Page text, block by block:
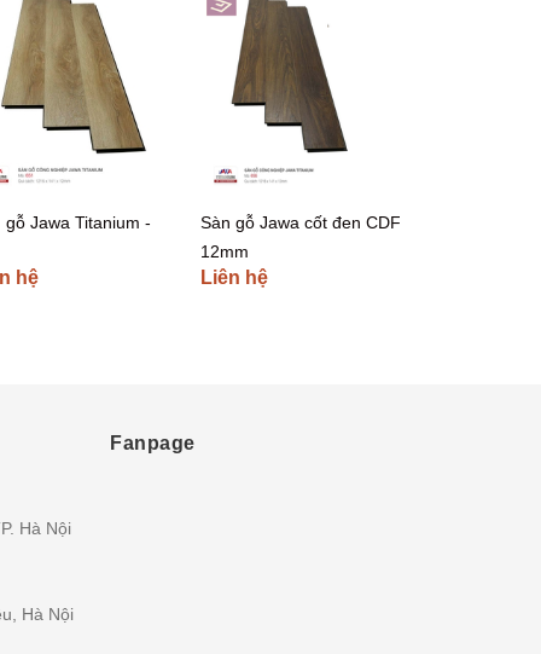
gỗ Jawa Titanium -
hệ
Sàn gỗ Jawa cốt đen CDF
12mm
Liên hệ
Hà Nội
Hà Nội
Fanpage